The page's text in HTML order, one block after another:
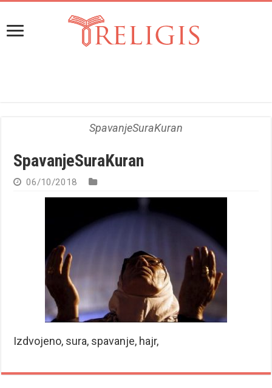
SpavanjeSuraKuran
SpavanjeSuraKuran
06/10/2018
Izdvojeno, sura, spavanje, hajr,